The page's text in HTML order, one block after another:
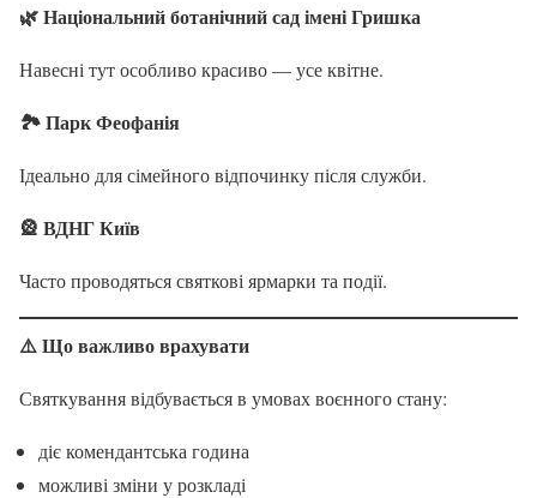
🌿 Національний ботанічний сад імені Гришка
Навесні тут особливо красиво — усе квітне.
🏞 Парк Феофанія
Ідеально для сімейного відпочинку після служби.
🎡 ВДНГ Київ
Часто проводяться святкові ярмарки та події.
⚠️ Що важливо врахувати
Святкування відбувається в умовах воєнного стану:
діє комендантська година
можливі зміни у розкладі